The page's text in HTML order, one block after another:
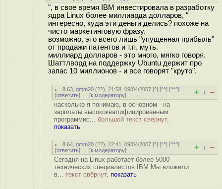
", в свое время IBM инвестировала в разработку
ядра Linux более миллиарда долларов, "
интересно, куда эти деньги делись? похоже на
чисто маркетинговую фразу.
возможно, это всего лишь "упущенная прибыль"
от продажи патентов и т.п. муть.
миллиард долларов - это много, мягко говоря.
Шаттлворд на поддержку Ubuntu держит про
запас 10 миллионов - и все говорят "круто".
8.63 ,gmm20 (??), 21:58, 09/04/2007 [^] [^^] [^^^]
[ответить] [к модератору] + / –
насколько я понимаю, в основном - на
зарплаты высококвалифицированным
программис... большой текст свёрнут,
показать
8.64 ,gmm20 (??), 22:41, 09/04/2007 [^] [^^] [^^^]
[ответить] [к модератору] + / –
Сегодня на Linux работает более 5000
технических специалистов IBM Мы вложили
в... текст свёрнут, показать